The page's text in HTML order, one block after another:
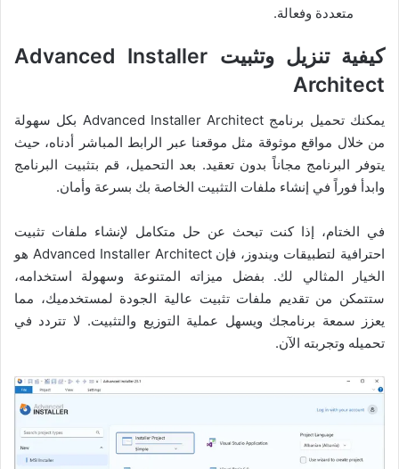
متعددة وفعالة.
كيفية تنزيل وتثبيت Advanced Installer
Architect
يمكنك تحميل برنامج Advanced Installer Architect بكل سهولة
من خلال مواقع موثوقة مثل موقعنا عبر الرابط المباشر أدناه، حيث
يتوفر البرنامج مجاناً بدون تعقيد. بعد التحميل، قم بتثبيت البرنامج
وابدأ فوراً في إنشاء ملفات التثبيت الخاصة بك بسرعة وأمان.
في الختام، إذا كنت تبحث عن حل متكامل لإنشاء ملفات تثبيت
احترافية لتطبيقات ويندوز، فإن Advanced Installer Architect هو
الخيار المثالي لك. بفضل ميزاته المتنوعة وسهولة استخدامه،
ستتمكن من تقديم ملفات تثبيت عالية الجودة لمستخدميك، مما
يعزز سمعة برنامجك ويسهل عملية التوزيع والتثبيت. لا تتردد في
تحميله وتجربته الآن.